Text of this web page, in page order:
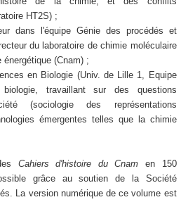
HT2S) ;
dans l'équipe Génie des procédés et
du laboratoire de chimie moléculaire
(Cnam) ;
en Biologie (Univ. de Lille 1, Equipe
biologie, travaillant sur des questions
(sociologie des représentations
émergentes telles que la chimie
Cahiers d'histoire du Cnam en 150
grâce au soutien de la Société
La version numérique de ce volume est